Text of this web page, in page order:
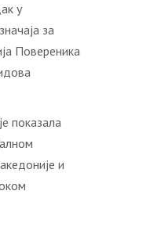
у
за
Повереника
показала
и